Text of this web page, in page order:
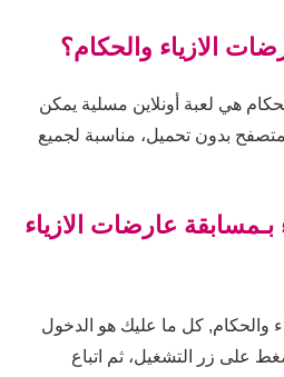
الازياء والحكام؟
هي لعبة أونلاين مسلية يمكن
بدون تحميل، مناسبة لجميع
عارضات الازياء
والحكام, كل ما عليك هو الدخول
على زر التشغيل، ثم اتباع